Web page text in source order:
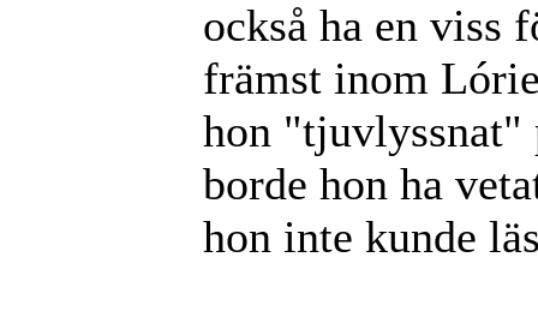
också ha en viss
främst inom
hon "tjuvlyssnat"
borde hon ha
hon inte kunde